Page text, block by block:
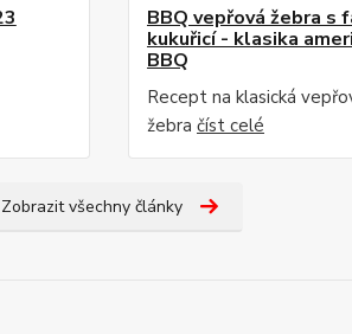
BBQ vepřová žebra s
kukuřicí - klasika
BBQ
Recept na klasická
žebra číst celé
Zobrazit všechny články